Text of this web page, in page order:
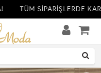
TÜM SİPARİŞLERDE